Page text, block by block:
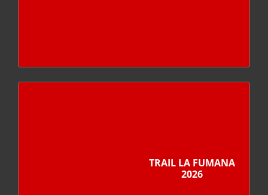
TRAIL LA FUMANA
2026